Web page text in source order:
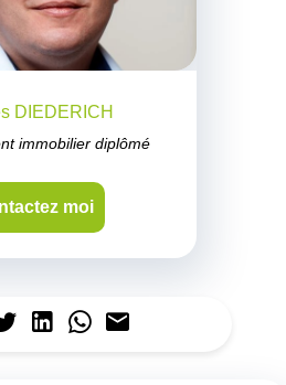
DIEDERICH
immobilier diplômé
moi